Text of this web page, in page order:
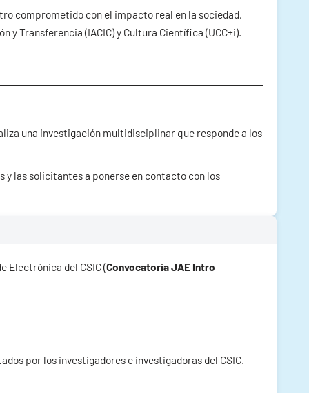
comprometido con el impacto real en la sociedad,
Transferencia (IACIC) y Cultura Científica (UCC+i).
una investigación multidisciplinar que responde a los
y las solicitantes a ponerse en contacto con los
Electrónica del CSIC (Convocatoria JAE Intro
por los investigadores e investigadoras del CSIC.